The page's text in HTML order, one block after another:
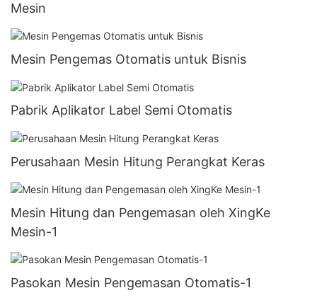
Mesin
Mesin Pengemas Otomatis untuk Bisnis
Pabrik Aplikator Label Semi Otomatis
Perusahaan Mesin Hitung Perangkat Keras
Mesin Hitung dan Pengemasan oleh XingKe
Mesin-1
Pasokan Mesin Pengemasan Otomatis-1